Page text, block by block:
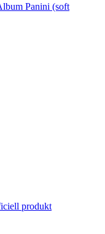
Panini (soft
produkt